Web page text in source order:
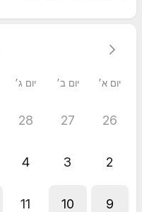
יום א׳ יום ב׳ יום ג׳
26
27
28
2
3
4
9
10
11